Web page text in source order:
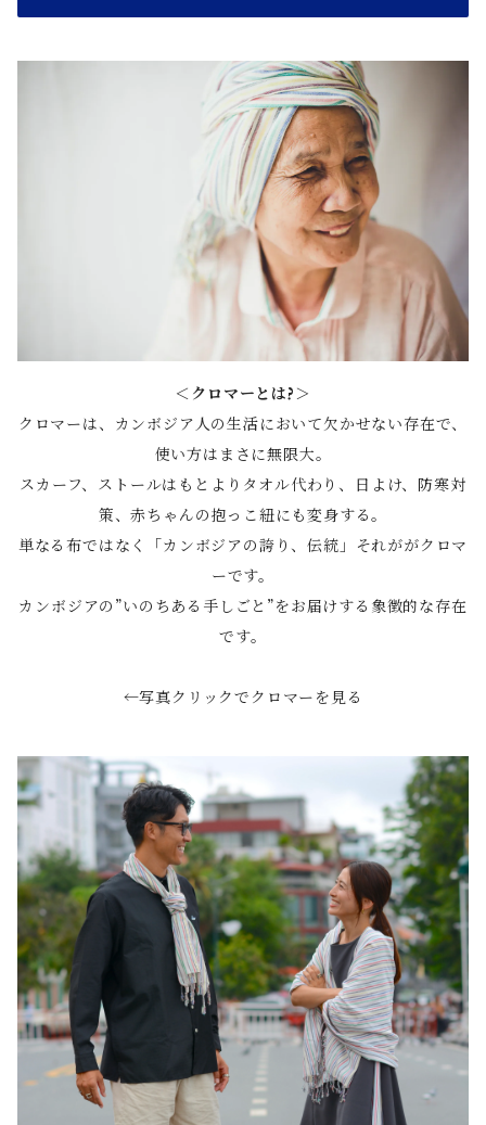
＜クロマーとは?＞
クロマーは、カンボジア人の生活において欠かせない存在で、
使い方はまさに無限大。
スカーフ、ストールはもとよりタオル代わり、日よけ、防寒対
策、赤ちゃんの抱っこ紐にも変身する。
単なる布ではなく「カンボジアの誇り、伝統」それががクロマ
ーです。
カンボジアの”いのちある手しごと”をお届けする象徴的な存在
です。
←写真クリックでクロマーを見る